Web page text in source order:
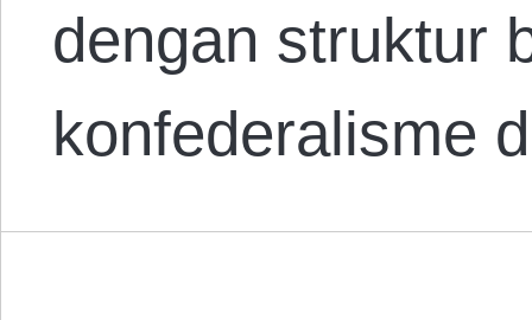
dengan struktur
konfederalisme